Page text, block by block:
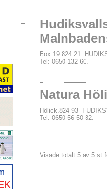
Box 19.824 21
Tel: 0650-132 60.
Natura
Hölick.824 93
Tel: 0650-56 50 32.
Visade totalt 5 av 5 st